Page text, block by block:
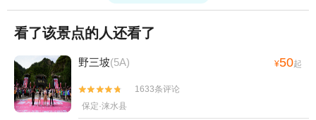
看了该景点的人还看了
野三坡(5A) ¥50起


1633条评论
保定·涞水县